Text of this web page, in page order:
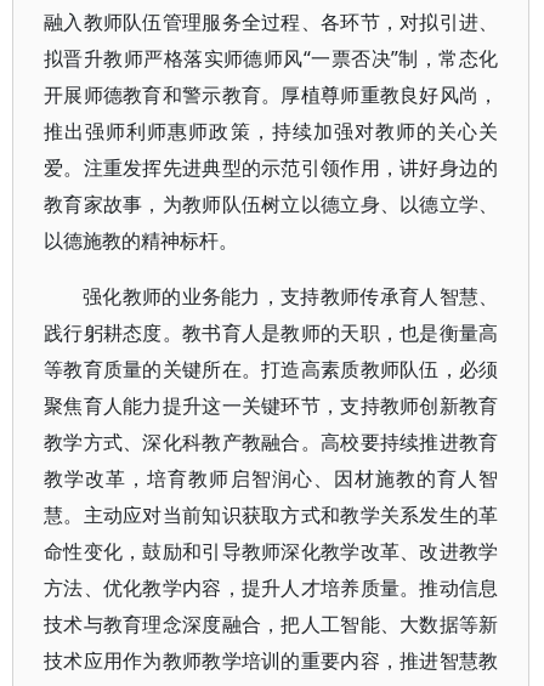
融入教师队伍管理服务全过程、各环节，对拟引进、
拟晋升教师严格落实师德师风“一票否决”制，常态化
开展师德教育和警示教育。厚植尊师重教良好风尚，
推出强师利师惠师政策，持续加强对教师的关心关
爱。注重发挥先进典型的示范引领作用，讲好身边的
教育家故事，为教师队伍树立以德立身、以德立学、
以德施教的精神标杆。
强化教师的业务能力，支持教师传承育人智慧、
践行躬耕态度。教书育人是教师的天职，也是衡量高
等教育质量的关键所在。打造高素质教师队伍，必须
聚焦育人能力提升这一关键环节，支持教师创新教育
教学方式、深化科教产教融合。高校要持续推进教育
教学改革，培育教师启智润心、因材施教的育人智
慧。主动应对当前知识获取方式和教学关系发生的革
命性变化，鼓励和引导教师深化教学改革、改进教学
方法、优化教学内容，提升人才培养质量。推动信息
技术与教育理念深度融合，把人工智能、大数据等新
技术应用作为教师教学培训的重要内容，推进智慧教